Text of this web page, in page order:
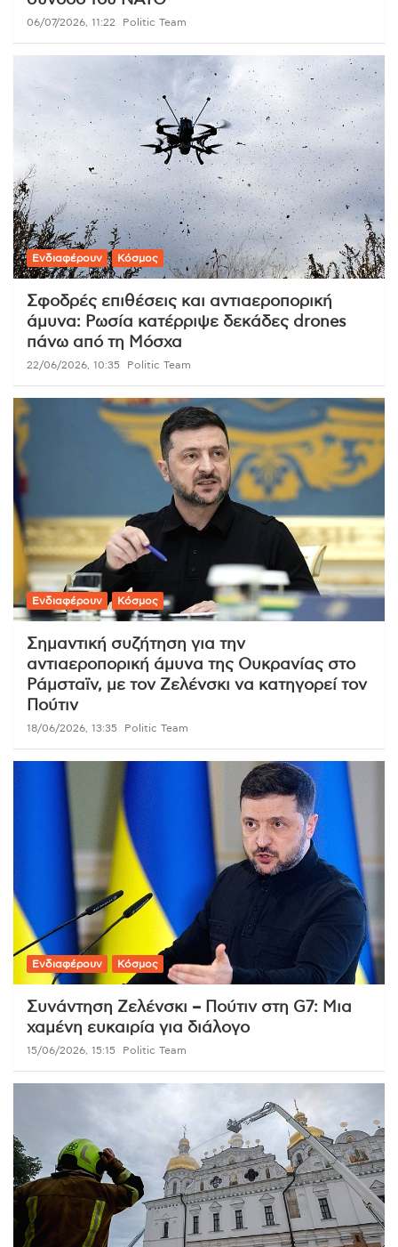
06/07/2026, 11:22 Politic Team
Ενδιαφέρουν Κόσμος
Σφοδρές επιθέσεις και αντιαεροπορική
άμυνα: Ρωσία κατέρριψε δεκάδες drones
πάνω από τη Μόσχα
22/06/2026, 10:35 Politic Team
Ενδιαφέρουν Κόσμος
Σημαντική συζήτηση για την
αντιαεροπορική άμυνα της Ουκρανίας στο
Ράμσταϊν, με τον Ζελένσκι να κατηγορεί τον
Πούτιν
18/06/2026, 13:35 Politic Team
Ενδιαφέρουν Κόσμος
Συνάντηση Ζελένσκι – Πούτιν στη G7: Μια
χαμένη ευκαιρία για διάλογο
15/06/2026, 15:15 Politic Team